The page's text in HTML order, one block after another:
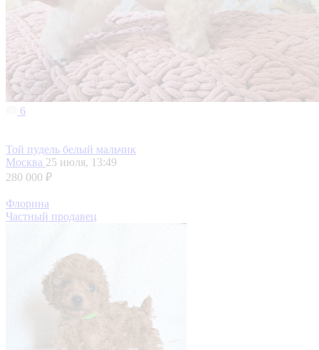
6
Той пудель белый мальчик
Москва 25 июля, 13:49
280 000 ₽
Флорина
Частный продавец